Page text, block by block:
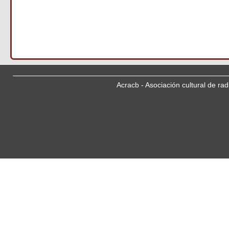
Acracb - Asociación cultural de